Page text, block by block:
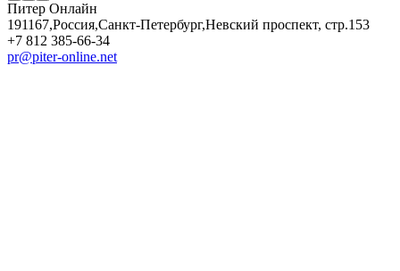
Питер Онлайн
191167,Россия,Санкт-Петербург,Невский проспект, стр.153
+7 812 385-66-34
pr@piter-online.net